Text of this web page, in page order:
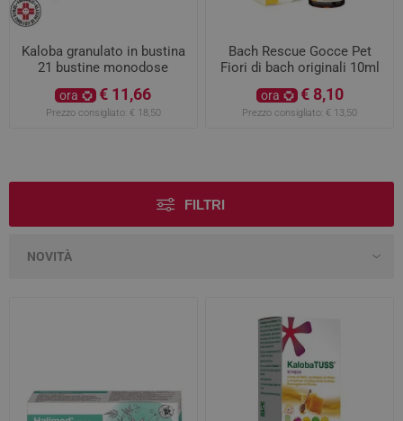
Kaloba granulato in bustina
21 bustine monodose
ora € 11,66
Prezzo consigliato: € 18,50
Bach Rescue Gocce Pet
Fiori di bach originali 10ml
ora € 8,10
Prezzo consigliato: € 13,50
FILTRI